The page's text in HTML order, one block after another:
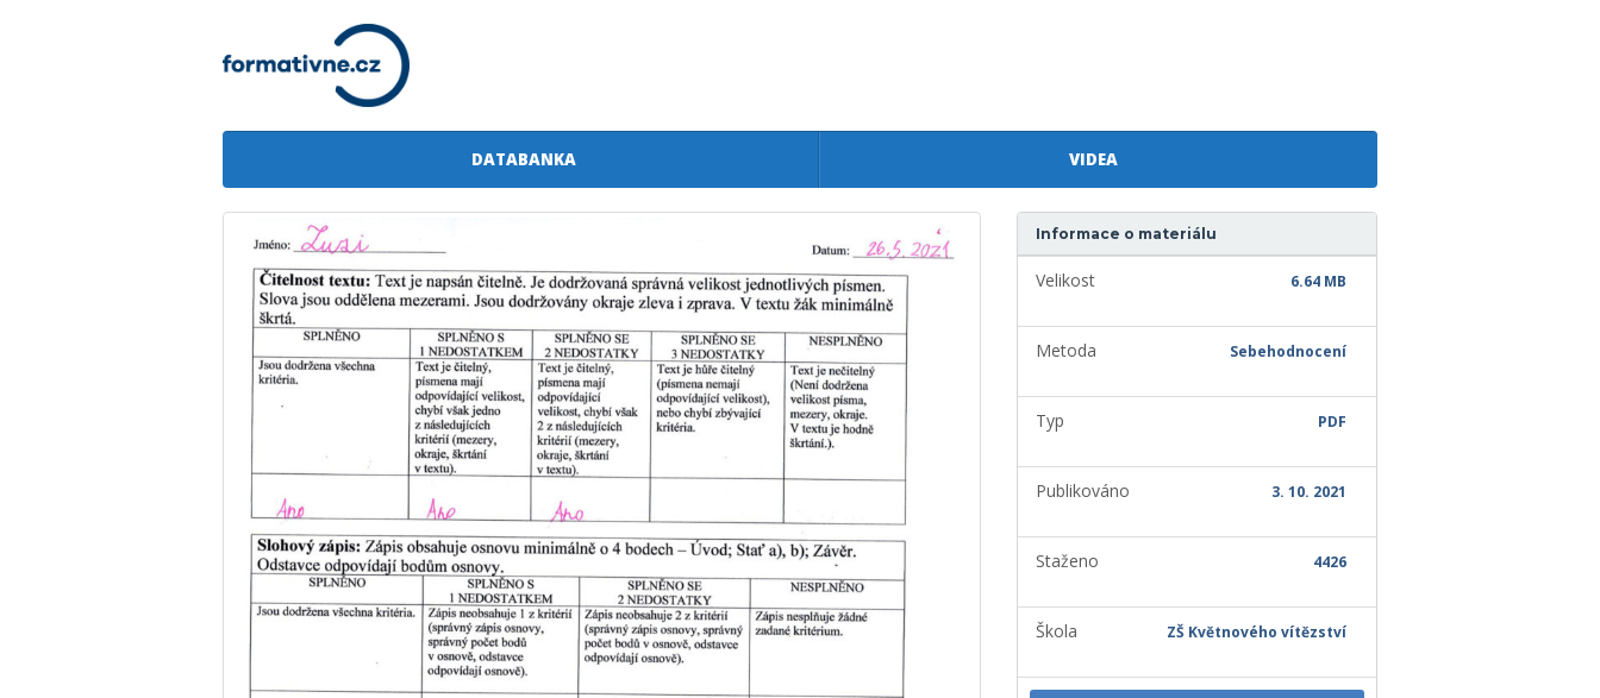
DATABANKA VIDEA
Informace o materiálu
6.64 MB
Velikost
Metoda Sebehodnocení
Typ PDF
3. 10. 2021
Publikováno
4426
Staženo
Škola ZŠ Květnového vítězství